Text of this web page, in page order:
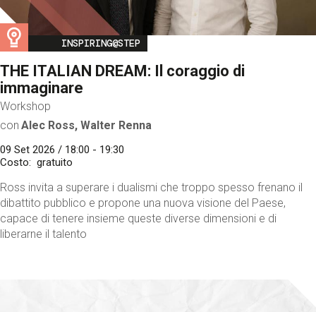
Image
INSPIRING@STEP
THE ITALIAN DREAM: Il coraggio di
immaginare
Workshop
con Alec Ross, Walter Renna
09 Set 2026 / 18:00 - 19:30
Costo
gratuito
Ross invita a superare i dualismi che troppo spesso frenano il
dibattito pubblico e propone una nuova visione del Paese,
capace di tenere insieme queste diverse dimensioni e di
liberarne il talento